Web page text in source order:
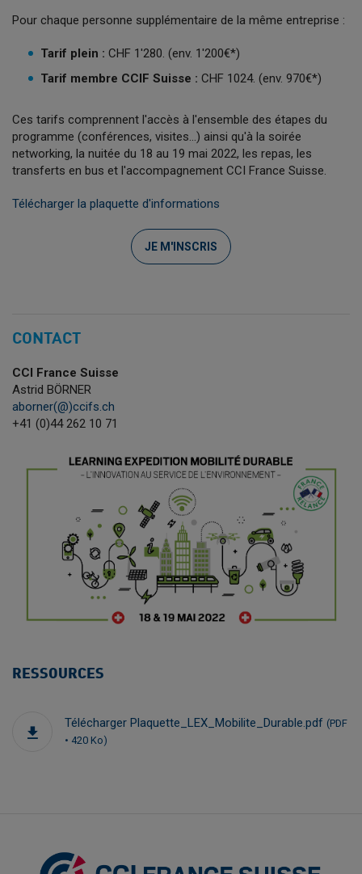
Pour chaque personne supplémentaire de la même entreprise :
Tarif plein : CHF 1'280. (env. 1'200€*)
Tarif membre CCIF Suisse : CHF 1024. (env. 970€*)
Ces tarifs comprennent l'accès à l'ensemble des étapes du
programme (conférences, visites...) ainsi qu'à la soirée
networking, la nuitée du 18 au 19 mai 2022, les repas, les
transferts en bus et l'accompagnement CCI France Suisse.
Télécharger la plaquette d'informations
JE M'INSCRIS
CONTACT
CCI France Suisse
Astrid BÖRNER
aborner(@)ccifs.ch
+41 (0)44 262 10 71
RESSOURCES
Télécharger Plaquette_LEX_Mobilite_Durable.pdf (PDF
• 420 Ko)